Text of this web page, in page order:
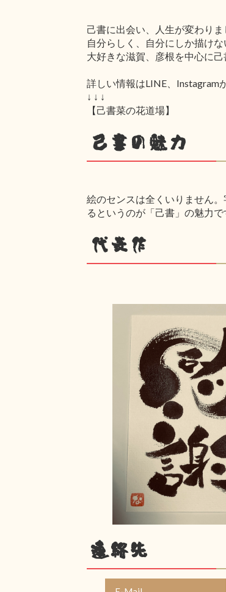
己書に出会い、人生が変わり
自分らしく、自分にしか描け
大好きな滋賀、彦根を中心に
詳しい情報はLINE、Instagram
↓ ↓ ↓
【己書菜の花道場】
己書の魅力
絵のセンスは全くいりません
るというのが「己書」の魅力で
代表作
連絡先